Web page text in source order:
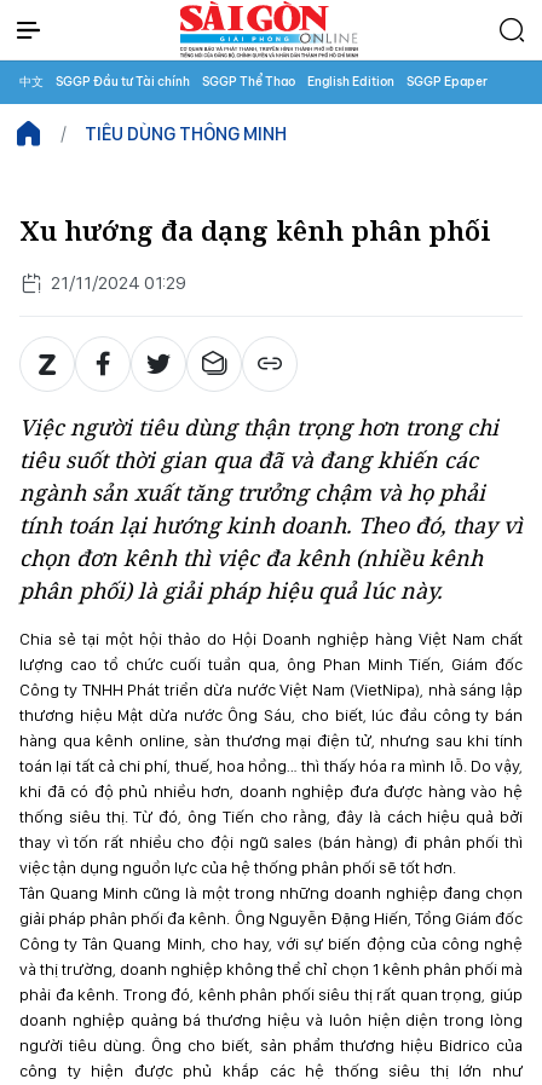
中文 SGGP Đầu tư Tài chính SGGP Thể Thao English Edition SGGP Epaper
TIÊU DÙNG THÔNG MINH
Xu hướng đa dạng kênh phân phối
21/11/2024 01:29
Việc người tiêu dùng thận trọng hơn trong chi
tiêu suốt thời gian qua đã và đang khiến các
ngành sản xuất tăng trưởng chậm và họ phải
tính toán lại hướng kinh doanh. Theo đó, thay vì
chọn đơn kênh thì việc đa kênh (nhiều kênh
phân phối) là giải pháp hiệu quả lúc này.
Chia sẻ tại một hội thảo do Hội Doanh nghiệp hàng Việt Nam chất
lượng cao tổ chức cuối tuần qua, ông Phan Minh Tiến, Giám đốc
Công ty TNHH Phát triển dừa nước Việt Nam (VietNipa), nhà sáng lập
thương hiệu Mật dừa nước Ông Sáu, cho biết, lúc đầu công ty bán
hàng qua kênh online, sàn thương mại điện tử, nhưng sau khi tính
toán lại tất cả chi phí, thuế, hoa hồng… thì thấy hóa ra mình lỗ. Do vậy,
khi đã có độ phủ nhiều hơn, doanh nghiệp đưa được hàng vào hệ
thống siêu thị. Từ đó, ông Tiến cho rằng, đây là cách hiệu quả bởi
thay vì tốn rất nhiều cho đội ngũ sales (bán hàng) đi phân phối thì
việc tận dụng nguồn lực của hệ thống phân phối sẽ tốt hơn.
Tân Quang Minh cũng là một trong những doanh nghiệp đang chọn
giải pháp phân phối đa kênh. Ông Nguyễn Đặng Hiến, Tổng Giám đốc
Công ty Tân Quang Minh, cho hay, với sự biến động của công nghệ
và thị trường, doanh nghiệp không thể chỉ chọn 1 kênh phân phối mà
phải đa kênh. Trong đó, kênh phân phối siêu thị rất quan trọng, giúp
doanh nghiệp quảng bá thương hiệu và luôn hiện diện trong lòng
người tiêu dùng. Ông cho biết, sản phẩm thương hiệu Bidrico của
công ty hiện được phủ khắp các hệ thống siêu thị lớn như